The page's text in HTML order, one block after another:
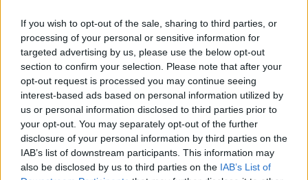
If you wish to opt-out of the sale, sharing to third parties, or
processing of your personal or sensitive information for
targeted advertising by us, please use the below opt-out
section to confirm your selection. Please note that after your
opt-out request is processed you may continue seeing
interest-based ads based on personal information utilized by
us or personal information disclosed to third parties prior to
your opt-out. You may separately opt-out of the further
disclosure of your personal information by third parties on the
IAB’s list of downstream participants. This information may
also be disclosed by us to third parties on the IAB’s List of
Backspegel som är justerbar i höjdled har använts av
bland annat Porsche på 60-talet men fungerar mindre bra
mot dagens krocksäkerhetsbestämmelser. Långa förare
får nog leva med detta problem eller välja bil efter
backspegelns placering.
Bengt Dieden, Vi Bilägare
Diskutera: Hur skulle du svara på frågan?